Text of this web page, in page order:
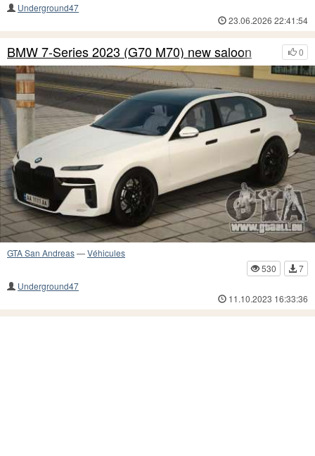
Underground47
23.06.2026 22:41:54
0
BMW 7-Series 2023 (G70 M70) new saloon
GTA San Andreas—Véhicules
530
7
Underground47
11.10.2023 16:33:36